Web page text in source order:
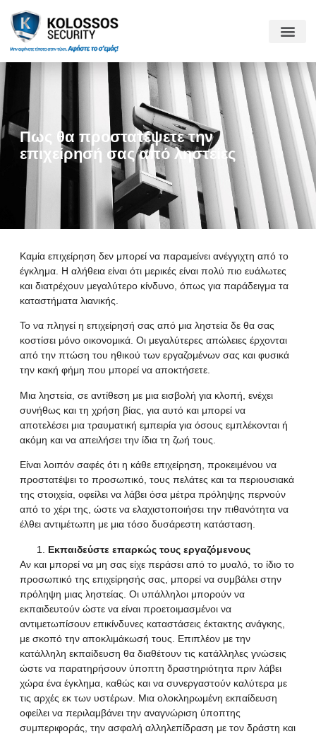
Πως θα προστατέψετε την
επιχείρησή σας από ληστείες
Καμία επιχείρηση δεν μπορεί να παραμείνει ανέγγιχτη από το
έγκλημα. Η αλήθεια είναι ότι μερικές είναι πολύ πιο ευάλωτες
και διατρέχουν μεγαλύτερο κίνδυνο, όπως για παράδειγμα τα
καταστήματα λιανικής.
To να πληγεί η επιχείρησή σας από μια ληστεία δε θα σας
κοστίσει μόνο οικονομικά. Οι μεγαλύτερες απώλειες έρχονται
από την πτώση του ηθικού των εργαζομένων σας και φυσικά
την κακή φήμη που μπορεί να αποκτήσετε.
Μια ληστεία, σε αντίθεση με μια εισβολή για κλοπή, ενέχει
συνήθως και τη χρήση βίας, για αυτό και μπορεί να
αποτελέσει μια τραυματική εμπειρία για όσους εμπλέκονται ή
ακόμη και να απειλήσει την ίδια τη ζωή τους.
Είναι λοιπόν σαφές ότι η κάθε επιχείρηση, προκειμένου να
προστατέψει το προσωπικό, τους πελάτες και τα περιουσιακά
της στοιχεία, οφείλει να λάβει όσα μέτρα πρόληψης περνούν
από το χέρι της, ώστε να ελαχιστοποιήσει την πιθανότητα να
έλθει αντιμέτωπη με μια τόσο δυσάρεστη κατάσταση.
Εκπαιδεύστε επαρκώς τους εργαζόμενους
Αν και μπορεί να μη σας είχε περάσει από το μυαλό, το ίδιο το
προσωπικό της επιχείρησής σας, μπορεί να συμβάλει στην
πρόληψη μιας ληστείας. Οι υπάλληλοι μπορούν να
εκπαιδευτούν ώστε να είναι προετοιμασμένοι να
αντιμετωπίσουν επικίνδυνες καταστάσεις έκτακτης ανάγκης,
με σκοπό την αποκλιμάκωσή τους. Επιπλέον με την
κατάλληλη εκπαίδευση θα διαθέτουν τις κατάλληλες γνώσεις
ώστε να παρατηρήσουν ύποπτη δραστηριότητα πριν λάβει
χώρα ένα έγκλημα, καθώς και να συνεργαστούν καλύτερα με
τις αρχές εκ των υστέρων. Μια ολοκληρωμένη εκπαίδευση
οφείλει να περιλαμβάνει την αναγνώριση ύποπτης
συμπεριφοράς, την ασφαλή αλληλεπίδραση με τον δράστη και